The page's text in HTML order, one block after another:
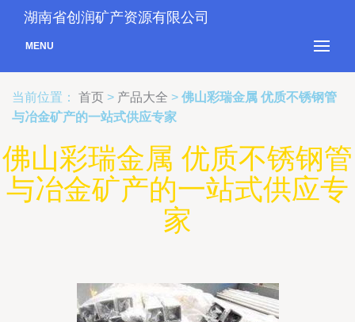
湖南省创润矿产资源有限公司
MENU
当前位置： 首页 > 产品大全 > 佛山彩瑞金属 优质不锈钢管
与冶金矿产的一站式供应专家
佛山彩瑞金属 优质不锈钢管
与冶金矿产的一站式供应专
家